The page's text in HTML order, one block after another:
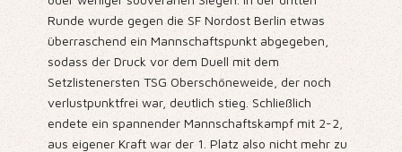
Runde wurde gegen die SF Nordost Berlin etwas
überraschend ein Mannschaftspunkt abgegeben,
sodass der Druck vor dem Duell mit dem
Setzlistenersten TSG Oberschöneweide, der noch
verlustpunktfrei war, deutlich stieg. Schließlich
endete ein spannender Mannschaftskampf mit 2-2,
aus eigener Kraft war der 1. Platz also nicht mehr zu